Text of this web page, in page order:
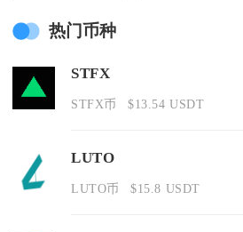
热门币种
STFX
STFX币 $13.54 USDT
LUTO
LUTO币 $15.8 USDT